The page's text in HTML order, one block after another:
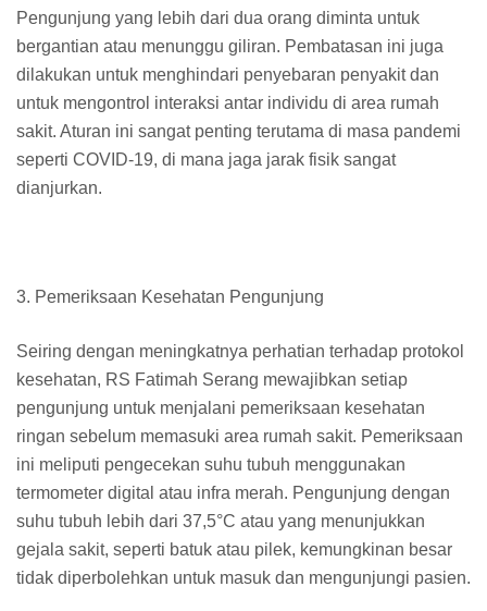
Pengunjung yang lebih dari dua orang diminta untuk
bergantian atau menunggu giliran. Pembatasan ini juga
dilakukan untuk menghindari penyebaran penyakit dan
untuk mengontrol interaksi antar individu di area rumah
sakit. Aturan ini sangat penting terutama di masa pandemi
seperti COVID-19, di mana jaga jarak fisik sangat
dianjurkan.
3. Pemeriksaan Kesehatan Pengunjung
Seiring dengan meningkatnya perhatian terhadap protokol
kesehatan, RS Fatimah Serang mewajibkan setiap
pengunjung untuk menjalani pemeriksaan kesehatan
ringan sebelum memasuki area rumah sakit. Pemeriksaan
ini meliputi pengecekan suhu tubuh menggunakan
termometer digital atau infra merah. Pengunjung dengan
suhu tubuh lebih dari 37,5°C atau yang menunjukkan
gejala sakit, seperti batuk atau pilek, kemungkinan besar
tidak diperbolehkan untuk masuk dan mengunjungi pasien.